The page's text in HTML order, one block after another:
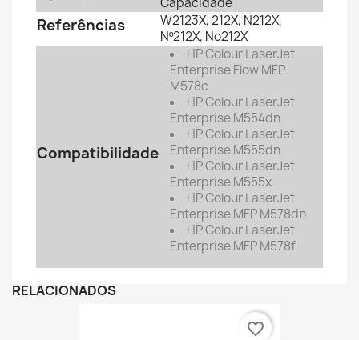
Referências
W2123X, 212X, N212X,
Nº212X, No212X
Compatibilidade
HP Colour LaserJet
Enterprise Flow MFP
M578c
HPColour LaserJet
Enterprise M554dn
HPColour LaserJet
Enterprise M555dn
HPColour LaserJet
Enterprise M555x
HPColour LaserJet
Enterprise MFP M578dn
HPColour LaserJet
Enterprise MFP M578f
RELACIONADOS
favorite_border